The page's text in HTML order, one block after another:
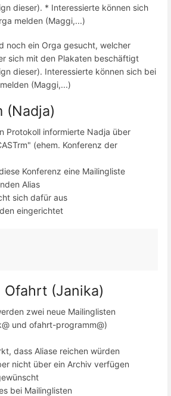
dieser). * Interessierte können sich
melden (Maggi,...)
noch ein Orga gesucht, welcher
sich mit den Plakaten beschäftigt
dieser). Interessierte können sich bei
(Maggi,...)
(Nadja)
Protokoll informierte Nadja über
(ehem. Konferenz der
Konferenz eine Mailingliste
Alias
sich dafür aus
eingerichtet
(Janika)
zwei neue Mailinglisten
und ofahrt-programm@)
dass Aliase reichen würden
nicht über ein Archiv verfügen
bei Mailinglisten